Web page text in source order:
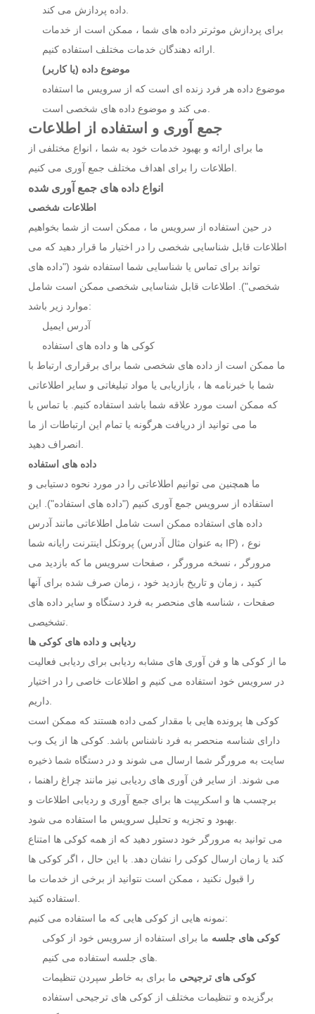
برای پردازش موثرتر داده های شما ، ممکن است از خدمات
موضوع داده (یا کاربر)
موضوع داده هر فرد زنده ای است که از سرویس ما استفاده
جمع آوری و استفاده از اطلاعات
ما برای ارائه و بهبود خدمات خود به شما ، انواع مختلفی از
انواع داده های جمع آوری شده
اطلاعات شخصی
در حین استفاده از سرویس ما ، ممکن است از شما بخواهیم
اطلاعات قابل شناسایی شخصی را در اختیار ما قرار دهید که می
تواند برای تماس یا شناسایی شما استفاده شود ("داده های
شخصی"). اطلاعات قابل شناسایی شخصی ممکن است شامل
موارد زیر باشد:
آدرس ایمیل
کوکی ها و داده های استفاده
ما ممکن است از داده های شخصی شما برای برقراری ارتباط با
شما با خبرنامه ها ، بازاریابی یا مواد تبلیغاتی و سایر اطلاعاتی
که ممکن است مورد علاقه شما باشد استفاده کنیم. با تماس با
ما می توانید از دریافت هرگونه یا تمام این ارتباطات از ما
داده های استفاده
ما همچنین می توانیم اطلاعاتی را در مورد نحوه دستیابی و
استفاده از سرویس جمع آوری کنیم ("داده های استفاده"). این
داده های استفاده ممکن است شامل اطلاعاتی مانند آدرس
پروتکل اینترنت رایانه شما (به عنوان مثال آدرس IP) ، نوع
مرورگر ، نسخه مرورگر ، صفحات سرویس ما که بازدید می
کنید ، زمان و تاریخ بازدید خود ، زمان صرف شده برای آنها
صفحات ، شناسه های منحصر به فرد دستگاه و سایر داده های
ردیابی و داده های کوکی ها
ما از کوکی ها و فن آوری های مشابه ردیابی برای ردیابی فعالیت
در سرویس خود استفاده می کنیم و اطلاعات خاصی را در اختیار
کوکی ها پرونده هایی با مقدار کمی داده هستند که ممکن است
دارای شناسه منحصر به فرد ناشناس باشد. کوکی ها از یک وب
سایت به مرورگر شما ارسال می شوند و در دستگاه شما ذخیره
می شوند. از سایر فن آوری های ردیابی نیز مانند چراغ راهنما ،
برچسب ها و اسکریپت ها برای جمع آوری و ردیابی اطلاعات و
می توانید به مرورگر خود دستور دهید که از همه کوکی ها امتناع
کند یا زمان ارسال کوکی را نشان دهد. با این حال ، اگر کوکی ها
را قبول نکنید ، ممکن است نتوانید از برخی از خدمات ما
نمونه هایی از کوکی هایی که ما استفاده می کنیم:
کوکی های جلسه ما برای استفاده از سرویس خود از کوکی
کوکی های ترجیحی ما برای به خاطر سپردن تنظیمات
برگزیده و تنظیمات مختلف از کوکی های ترجیحی استفاده